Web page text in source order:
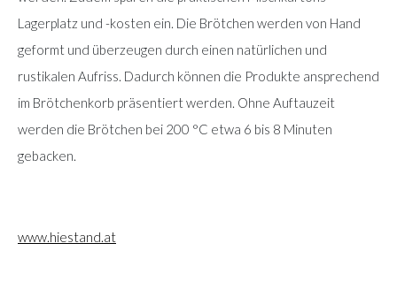
Lagerplatz und -kosten ein. Die Brötchen werden von Hand
geformt und überzeugen durch einen natürlichen und
rustikalen Aufriss. Dadurch können die Produkte ansprechend
im Brötchenkorb präsentiert werden. Ohne Auftauzeit
werden die Brötchen bei 200 °C etwa 6 bis 8 Minuten
gebacken.
www.hiestand.at